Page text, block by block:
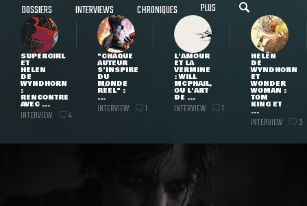
DOSSIERS INTERVIEWS CHRONIQUES PLUS
SUPERGIRL
ET
HELEN
DE
WYNDHORN
:
RENCONTRE
AVEC ...
INTERVIEW 4
"CHAQUE
AUTEUR
S'INSPIRE
DU
MONDE
RÉEL" :
...
INTERVIEW 1
L'AMOUR
ET LA
VERMINE
: WILL
MCPHAIL,
OU L'ART
DE ...
INTERVIEW 1
HELEN
DE
WYNDHORN
ET
WONDER
WOMAN :
TOM
KING ET
...
INTERVIEW 3